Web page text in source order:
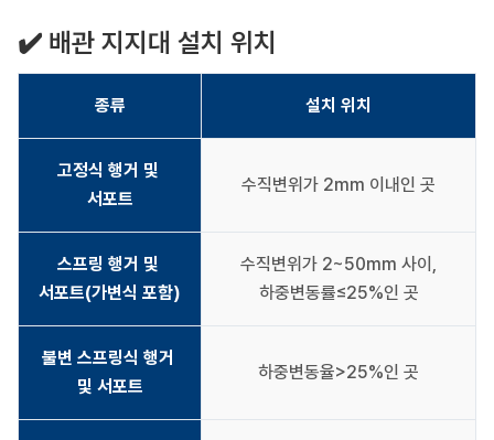
✔️ 배관 지지대 설치 위치
종류 설치 위치
고정식 행거 및
서포트
수직변위가 2mm 이내인 곳
스프링 행거 및
서포트(가변식 포함)
수직변위가 2~50mm 사이,
하중변동률≤25%인 곳
불변 스프링식 행거
및 서포트
하중변동율>25%인 곳